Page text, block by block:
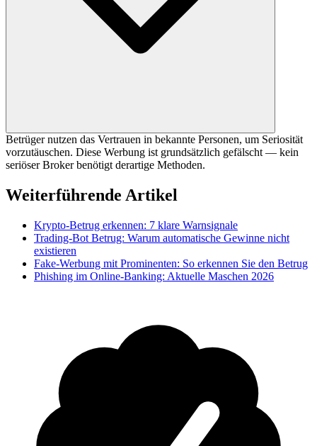
Betrüger nutzen das Vertrauen in bekannte Personen, um Seriosität
vorzutäuschen. Diese Werbung ist grundsätzlich gefälscht — kein
seriöser Broker benötigt derartige Methoden.
Weiterführende Artikel
Krypto-Betrug erkennen: 7 klare Warnsignale
Trading-Bot Betrug: Warum automatische Gewinne nicht
existieren
Fake-Werbung mit Prominenten: So erkennen Sie den Betrug
Phishing im Online-Banking: Aktuelle Maschen 2026